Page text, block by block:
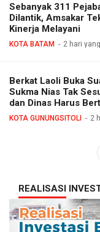
Sebanyak 311
Dilantik, Amsakar
Kinerja Melayani
KOTA BATAM 2 hari
Berkat Laoli Buka
Sukma Nias Tak
dan Dinas Harus
KOTA GUNUNGSITOLI 2
REALISASI